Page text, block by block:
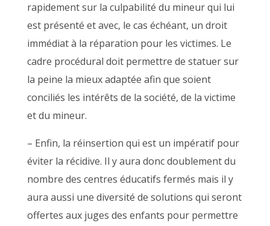
rapidement sur la culpabilité du mineur qui lui
est présenté et avec, le cas échéant, un droit
immédiat à la réparation pour les victimes. Le
cadre procédural doit permettre de statuer sur
la peine la mieux adaptée afin que soient
conciliés les intérêts de la société, de la victime
et du mineur.
– Enfin, la réinsertion qui est un impératif pour
éviter la récidive. Il y aura donc doublement du
nombre des centres éducatifs fermés mais il y
aura aussi une diversité de solutions qui seront
offertes aux juges des enfants pour permettre